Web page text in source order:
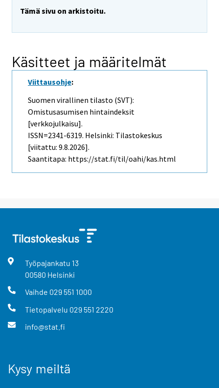
Tämä sivu on arkistoitu.
Käsitteet ja määritelmät
Viittausohje:
Suomen virallinen tilasto (SVT):
Omistusasumisen hintaindeksit
[verkkojulkaisu].
ISSN=2341-6319. Helsinki: Tilastokeskus
[viitattu: 9.8.2026].
Saantitapa: https://stat.fi/til/oahi/kas.html
Työpajankatu 13
00580 Helsinki
Vaihde 029 551 1000
Tietopalvelu 029 551 2220
info@stat.fi
Kysy meiltä